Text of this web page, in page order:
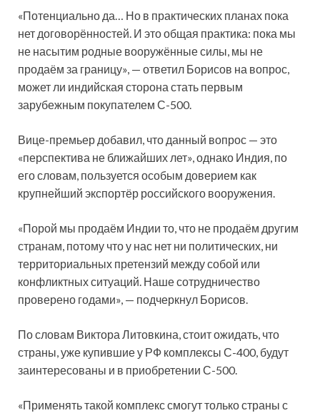
«Потенциально да… Но в практических планах пока
нет договорённостей. И это общая практика: пока мы
не насытим родные вооружённые силы, мы не
продаём за границу», — ответил Борисов на вопрос,
может ли индийская сторона стать первым
зарубежным покупателем С-500.
Вице-премьер добавил, что данный вопрос — это
«перспектива не ближайших лет», однако Индия, по
его словам, пользуется особым доверием как
крупнейший экспортёр российского вооружения.
«Порой мы продаём Индии то, что не продаём другим
странам, потому что у нас нет ни политических, ни
территориальных претензий между собой или
конфликтных ситуаций. Наше сотрудничество
проверено годами», — подчеркнул Борисов.
По словам Виктора Литовкина, стоит ожидать, что
страны, уже купившие у РФ комплексы С-400, будут
заинтересованы и в приобретении С-500.
«Применять такой комплекс смогут только страны с